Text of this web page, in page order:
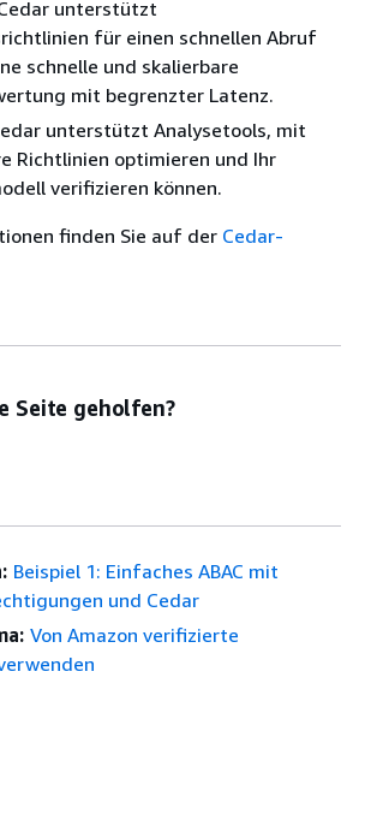
unterstützt
für einen schnellen Abruf
schnelle und skalierbare
mit begrenzter Latenz.
unterstützt Analysetools, mit
Richtlinien optimieren und Ihr
verifizieren können.
finden Sie auf der Cedar-
Seite geholfen?
Beispiel 1: Einfaches ABAC mit
und Cedar
Von Amazon verifizierte